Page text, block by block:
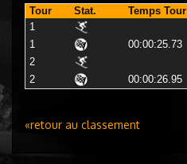
Tour Stat. Temps Tour
1
1
00:00:25.73
2
2
00:00:26.95
«retour au classement